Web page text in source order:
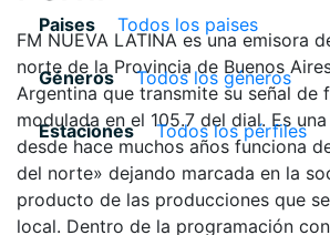
Paises Todos los paises
Géneros Todos los géneros
Estaciones Todos los pérfiles
FM NUEVA LATINA es una emisora
norte de la Provincia de Buenos
Argentina que transmite su señal de
modulada en el 105.7 del dial. Es
desde hace muchos años funciona
del norte» dejando marcada en la
producto de las producciones que
local. Dentro de la programación